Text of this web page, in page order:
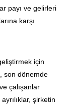
payı ve gelirleri
karşı
için
son dönemde
çalışanlar
şirketin